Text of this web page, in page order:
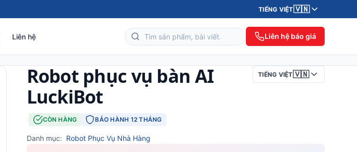
TIẾNG VIỆT🇻🇳
Liên hệ Liên hệ báo giá
TIẾNG VIỆT🇻🇳
Robot phục vụ bàn AI
LuckiBot
· CÒN HÀNG BẢO HÀNH 12 THÁNG
Danh mục: Robot Phục Vụ Nhà Hàng